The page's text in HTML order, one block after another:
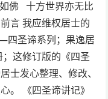
佛 十方世界亦无比
言 我应维权居士的
四圣谛系列；果逸居
这修订版的《四圣
士发心整理、修改、
。 《四圣谛讲记》